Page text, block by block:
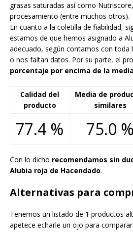
grasas saturadas así como
procesamiento (entre muchos otros).
En cuanto a la coletilla de fiabilidad,
estamos de que hemos asignado a
adecuado, según contamos con toda
o nos faltan datos. Por su parte, el
porcentaje por encima de la media
Calidad del
producto
Media de
similares
77.4 % 75.0 %
Con lo dicho recomendamos sin
Alubia roja de Hacendado.
Alternativas para
Tenemos un listado de 1 productos
apetece echarle un ojo para comparar.